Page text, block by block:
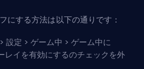
にする方法は以下の通りです：
設定 > ゲーム中 > ゲーム中に
イを有効にするのチェックを外